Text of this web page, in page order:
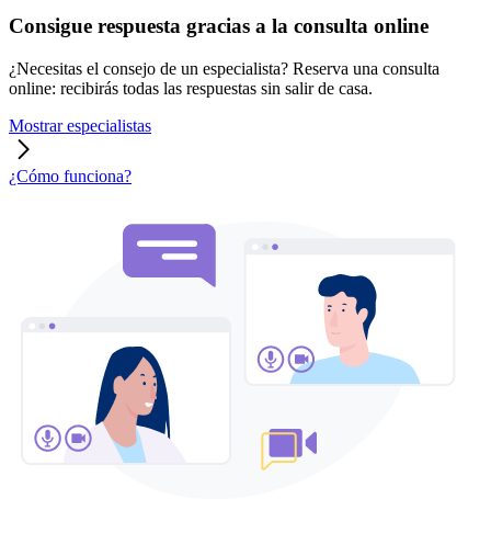
Consigue respuesta gracias a la consulta online
¿Necesitas el consejo de un especialista? Reserva una consulta
online: recibirás todas las respuestas sin salir de casa.
Mostrar especialistas
¿Cómo funciona?